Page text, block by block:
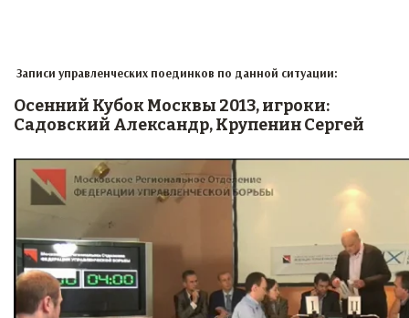
Записи управленческих поединков по данной ситуации:
Осенний Кубок Москвы 2013, игроки:
Садовский Александр, Крупенин Сергей